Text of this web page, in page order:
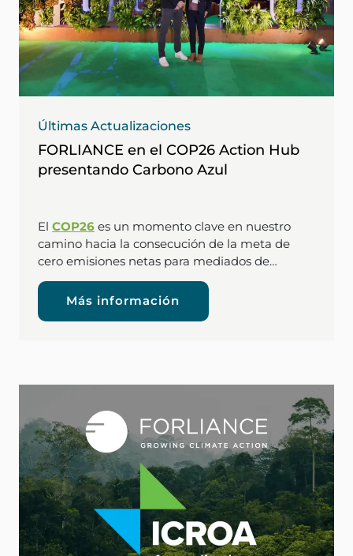
Últimas Actualizaciones
FORLIANCE en el COP26 Action Hub
presentando Carbono Azul
El COP26 es un momento clave en nuestro
camino hacia la consecución de la meta de
cero emisiones netas para mediados de…
Más información